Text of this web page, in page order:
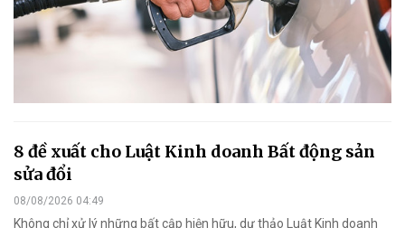
8 đề xuất cho Luật Kinh doanh Bất động sản
sửa đổi
08/08/2026 04:49
Không chỉ xử lý những bất cập hiện hữu, dự thảo Luật Kinh doanh